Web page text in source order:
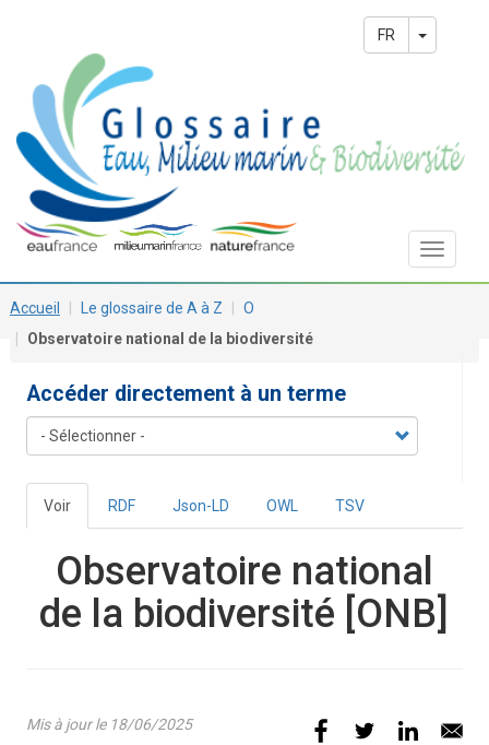
FR Toggle
navigation
Toggle
Accueil Le glossaire de A à Z
O
Observatoire national de la biodiversité
Accéder directement à un terme
Onglets
principaux
Voir(onglet
actif)
RDF Json-LD OWL TSV
Observatoire national
de la biodiversité [ONB]
Mis à jour le 18/06/2025